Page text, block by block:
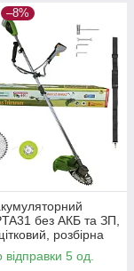
–8%
без АКБ та ЗП,
розбірна
ручка
відправки 5 од.